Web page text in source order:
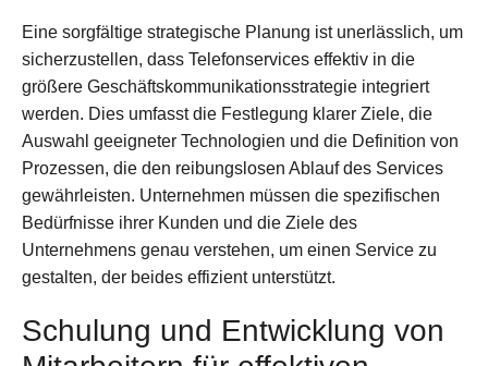
Eine sorgfältige strategische Planung ist unerlässlich, um
sicherzustellen, dass Telefonservices effektiv in die
größere Geschäftskommunikationsstrategie integriert
werden. Dies umfasst die Festlegung klarer Ziele, die
Auswahl geeigneter Technologien und die Definition von
Prozessen, die den reibungslosen Ablauf des Services
gewährleisten. Unternehmen müssen die spezifischen
Bedürfnisse ihrer Kunden und die Ziele des
Unternehmens genau verstehen, um einen Service zu
gestalten, der beides effizient unterstützt.
Schulung und Entwicklung von